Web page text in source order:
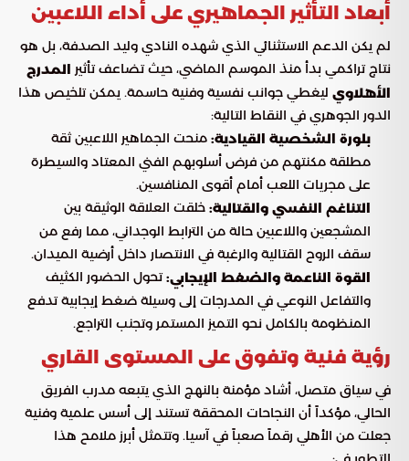
أبعاد التأثير الجماهيري على أداء اللاعبين
لم يكن الدعم الاستثنائي الذي شهده النادي وليد الصدفة، بل هو
نتاج تراكمي بدأ منذ الموسم الماضي، حيث تضاعف تأثير المدرج
الأهلاوي ليغطي جوانب نفسية وفنية حاسمة. يمكن تلخيص هذا
الدور الجوهري في النقاط التالية:
بلورة الشخصية القيادية: منحت الجماهير اللاعبين ثقة
مطلقة مكنتهم من فرض أسلوبهم الفني المعتاد والسيطرة
على مجريات اللعب أمام أقوى المنافسين.
التناغم النفسي والقتالية: خلقت العلاقة الوثيقة بين
المشجعين واللاعبين حالة من الترابط الوجداني، مما رفع من
سقف الروح القتالية والرغبة في الانتصار داخل أرضية الميدان.
القوة الناعمة والضغط الإيجابي:تحول الحضور الكثيف
والتفاعل النوعي في المدرجات إلى وسيلة ضغط إيجابية تدفع
المنظومة بالكامل نحو التميز المستمر وتجنب التراجع.
رؤية فنية وتفوق على المستوى القاري
في سياق متصل، أشاد مؤمنة بالنهج الذي يتبعه مدرب الفريق
الحالي، مؤكداً أن النجاحات المحققة تستند إلى أسس علمية وفنية
جعلت من الأهلي رقماً صعباً في آسيا. وتتمثل أبرز ملامح هذا